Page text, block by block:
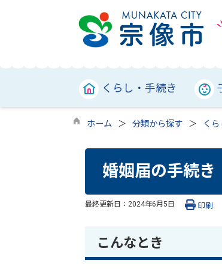
くらし・手続き
ホーム 分類から探す く
婚姻届の手続き
最終更新日： 2024年6月5日 印刷
こんなとき